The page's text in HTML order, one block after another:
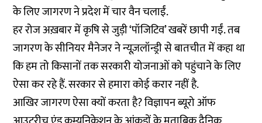
के लिए जागरण ने प्रदेश में चार वैन चलाईं.
हर रोज अख़बार में कृषि से जुड़ी ‘पॉजिटिव’ खबरें छापी गईं. तब
जागरण के सीनियर मैनेजर ने न्यूज़लॉन्ड्री से बातचीत में कहा था
कि हम तो किसानों तक सरकारी योजनाओं को पहुंचाने के लिए
ऐसा कर रहे हैं. सरकार से हमारा कोई करार नहीं है.
आखिर जागरण ऐसा क्यों करता है? विज्ञापन ब्यूरो ऑफ